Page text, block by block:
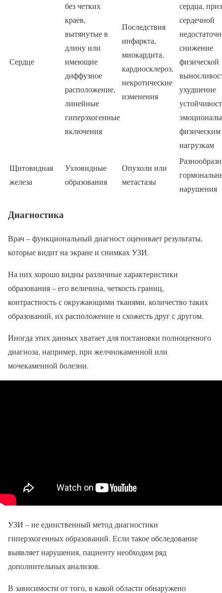
Сердце
без четких
краев,
вытянутые в
длину или
имеющие
диффузное
расположение,
линейные
гиперэхогенные
включения
Последствия
инфаркта,
миокардита,
кардиосклероз,
некротические
изменения
сердца,
сердечной
снижение
физической
ухудшение
физическим
нагрузкам
Щитовидная
железа
Узловидные
образования
Опухоли или
метастазы
нарушения
Диагностика
Врач – функциональный диагност оценивает результаты,
которые видит на экране и снимках УЗИ.
На них хорошо видны различные характеристики
образования – его величина, четкость границ,
контрастность с окружающими тканями, количество таких
образований, их расположение и схожесть друг с другом.
Иногда этих данных хватает для постановки полноценного
диагноза, например, при желчнокаменной или
мочекаменной болезни.
УЗИ – не единственный метод диагностики
гиперэхогенных образований. Если такое обследование
выявляет нарушения, пациенту необходим ряд
дополнительных анализов.
В зависимости от того, в какой области обнаружено